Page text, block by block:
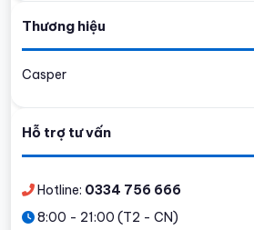
Thương hiệu
Casper
Hỗ trợ tư vấn
Hotline: 0334 756 666
8:00 - 21:00 (T2 - CN)